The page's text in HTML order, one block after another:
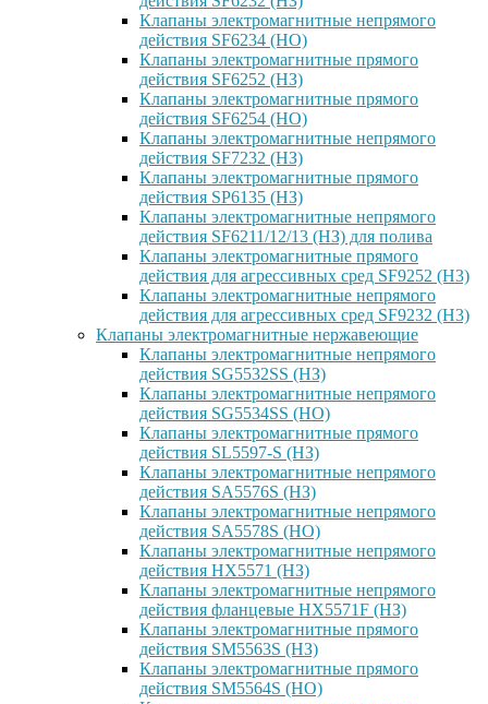
Клапаны электромагнитные непрямого
действия SF6234 (НО)
Клапаны электромагнитные прямого
действия SF6252 (НЗ)
Клапаны электромагнитные прямого
действия SF6254 (НО)
Клапаны электромагнитные непрямого
действия SF7232 (НЗ)
Клапаны электромагнитные прямого
действия SP6135 (НЗ)
Клапаны электромагнитные непрямого
действия SF6211/12/13 (НЗ) для полива
Клапаны электромагнитные прямого
действия для агрессивных сред SF9252 (H3)
Клапаны электромагнитные непрямого
действия для агрессивных сред SF9232 (H3)
Клапаны электромагнитные нержавеющие
Клапаны электромагнитные непрямого
действия SG5532SS (НЗ)
Клапаны электромагнитные непрямого
действия SG5534SS (НО)
Клапаны электромагнитные прямого
действия SL5597-S (НЗ)
Клапаны электромагнитные непрямого
действия SA5576S (НЗ)
Клапаны электромагнитные непрямого
действия SA5578S (НО)
Клапаны электромагнитные непрямого
действия HX5571 (НЗ)
Клапаны электромагнитные непрямого
действия фланцевые HX5571F (НЗ)
Клапаны электромагнитные прямого
действия SM5563S (НЗ)
Клапаны электромагнитные прямого
действия SM5564S (НО)